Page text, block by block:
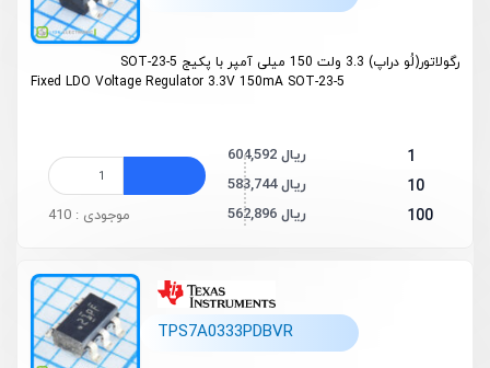
رگولاتور(لُو دراپ) 3.3 ولت 150 میلی آمپر با پکیج SOT-23-5
Fixed LDO Voltage Regulator 3.3V 150mA SOT-23-5
1 604,592 ریال
10 583,744 ریال
100 562,896 ریال موجودی : 410
TPS7A0333PDBVR